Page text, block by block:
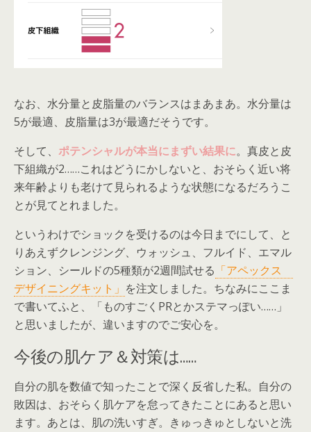
なお、水分量と皮脂量のバランスはまあまあ。水分量は
5が最適、皮脂量は3が最適だそうです。
そして、 ポテンシャルが本当にまずい結果に。真皮と皮
下組織が2……これはどうにかしないと、おそらく近い将
来年齢よりも老けて見られるような状態になるだろうこ
とが見てとれました。
というわけでショックを受けるのは今日までにして、と
りあえずクレンジング、ウォッシュ、フルイド、エマル
ション、シールドの5種類が2週間試せる 「アペックス
デザイニングキット」 を注文しました。ちなみにここま
で書いてふと、「ものすごくPRとかステマっぽい……」
と思いましたが、違いますのでご安心を。
今後の肌ケア＆対策は……
自分の肌を数値で知ったことで深く反省した私。自分の
敗因は、おそらく肌ケアを怠ってきたことにあると思い
ます。あとは、肌の洗いすぎ。きゅっきゅとしないと洗